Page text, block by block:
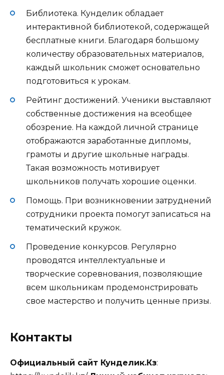
Библиотека. Кунделик обладает
интерактивной библиотекой, содержащей
бесплатные книги. Благодаря большому
количеству образовательных материалов,
каждый школьник сможет основательно
подготовиться к урокам.
Рейтинг достижений. Ученики выставляют
собственные достижения на всеобщее
обозрение. На каждой личной странице
отображаются заработанные дипломы,
грамоты и другие школьные награды.
Такая возможность мотивирует
школьников получать хорошие оценки.
Помощь. При возникновении затруднений
сотрудники проекта помогут записаться на
тематический кружок.
Проведение конкурсов. Регулярно
проводятся интеллектуальные и
творческие соревнования, позволяющие
всем школьникам продемонстрировать
свое мастерство и получить ценные призы.
Контакты
Официальный сайт Кунделик.Кз: